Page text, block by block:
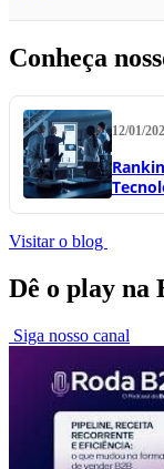
Conheça
12/01/
Visitar o blog
Dê o play na
Siga nosso canal